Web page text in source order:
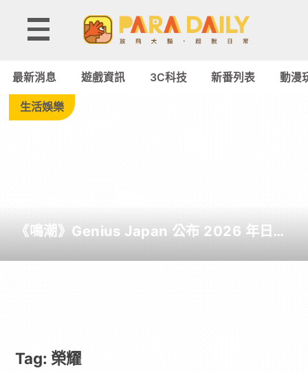
Tag:
耀
-
遊
最新消息 遊戲資訊 3C科技 新番列表 動漫
生活娛樂
《鳴潮》Genius Japan 公布 2026 年日本
Tag: 榮耀